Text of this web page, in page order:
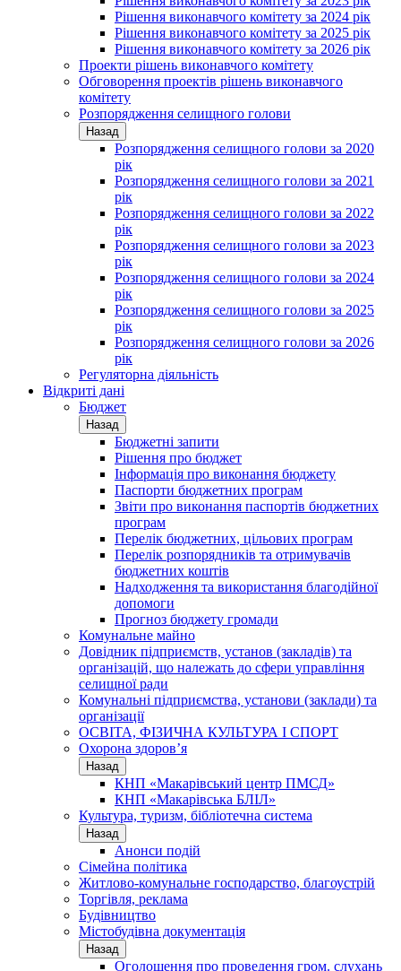
Рішення виконавчого комітету за 2024 рік
Рішення виконавчого комітету за 2025 рік
Рішення виконавчого комітету за 2026 рік
Проекти рішень виконавчого комітету
Обговорення проектів рішень виконавчого
комітету
Розпорядження селищного голови
Назад
Розпорядження селищного голови за 2020
рік
Розпорядження селищного голови за 2021
рік
Розпорядження селищного голови за 2022
рік
Розпорядження селищного голови за 2023
рік
Розпорядження селищного голови за 2024
рік
Розпорядження селищного голови за 2025
рік
Розпорядження селищного голови за 2026
рік
Регуляторна діяльність
Відкриті дані
Бюджет
Назад
Бюджетні запити
Рішення про бюджет
Інформація про виконання бюджету
Паспорти бюджетних програм
Звіти про виконання паспортів бюджетних
програм
Перелік бюджетних, цільових програм
Перелік розпорядників та отримувачів
бюджетних коштів
Надходження та використання благодійної
допомоги
Прогноз бюджету громади
Комунальне майно
Довідник підприємств, установ (закладів) та
організацій, що належать до сфери управління
селищної ради
Комунальні підприємства, установи (заклади) та
організації
ОСВІТА, ФІЗИЧНА КУЛЬТУРА І СПОРТ
Охорона здоров’я
Назад
КНП «Макарівський центр ПМСД»
КНП «Макарівська БЛІЛ»
Культура, туризм, бібліотечна система
Назад
Анонси подій
Сімейна політика
Житлово-комунальне господарство, благоустрій
Торгівля, реклама
Будівництво
Містобудівна документація
Назад
Оголошення про проведення гром. слухань